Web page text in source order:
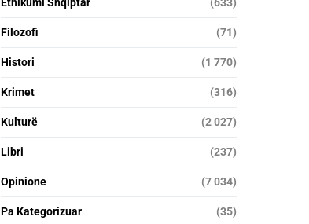
Filozofi (71)
Histori (1 770)
Krimet (316)
Kulturë (2 027)
Libri (237)
Opinione (7 034)
Pa Kategorizuar (35)